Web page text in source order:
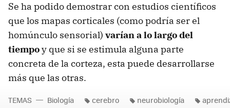
Se ha podido demostrar con estudios científicos
que los mapas corticales (como podría ser el
homúnculo sensorial) varían a lo largo del
tiempoy que si se estimula alguna parte
concreta de la corteza, esta puede desarrollarse
más que las otras.
TEMAS Biología cerebro neurobiología